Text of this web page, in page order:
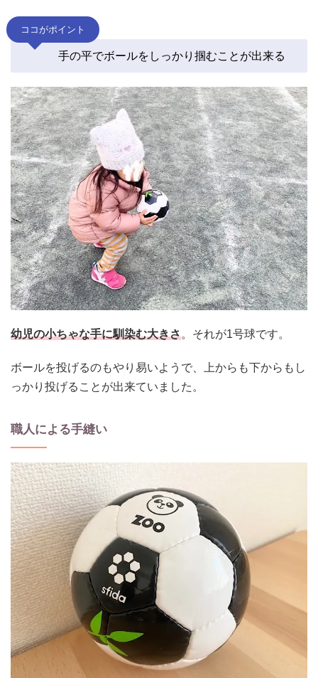
ココがポイント
手の平でボールをしっかり掴むことが出来る
幼児の小ちゃな手に馴染む大きさ。それが1号球です。
ボールを投げるのもやり易いようで、上からも下からもし
っかり投げることが出来ていました。
職人による手縫い